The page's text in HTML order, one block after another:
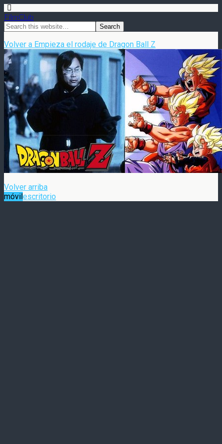
FilmClub
Volver a Empieza el rodaje de Dragon Ball Z
Volver arriba
móvilescritorio